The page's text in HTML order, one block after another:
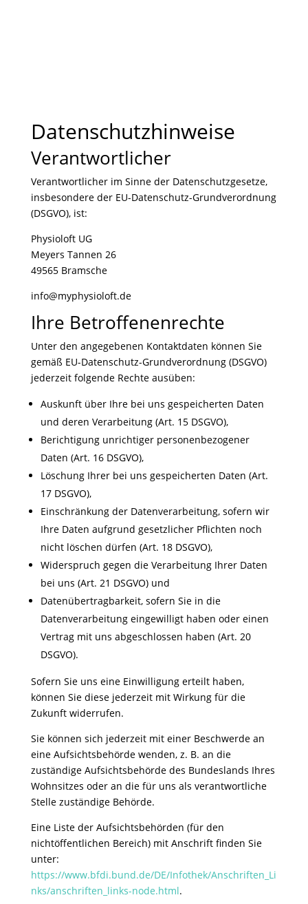
Datenschutzhinweise
Verantwortlicher
Verantwortlicher im Sinne der Datenschutzgesetze,
insbesondere der EU-Datenschutz-Grundverordnung
(DSGVO), ist:
Physioloft UG
Meyers Tannen 26
49565 Bramsche
info@myphysioloft.de
Ihre Betroffenenrechte
Unter den angegebenen Kontaktdaten können Sie
gemäß EU-Datenschutz-Grundverordnung (DSGVO)
jederzeit folgende Rechte ausüben:
Auskunft über Ihre bei uns gespeicherten Daten
und deren Verarbeitung (Art. 15 DSGVO),
Berichtigung unrichtiger personenbezogener
Daten (Art. 16 DSGVO),
Löschung Ihrer bei uns gespeicherten Daten (Art.
17 DSGVO),
Einschränkung der Datenverarbeitung, sofern wir
Ihre Daten aufgrund gesetzlicher Pflichten noch
nicht löschen dürfen (Art. 18 DSGVO),
Widerspruch gegen die Verarbeitung Ihrer Daten
bei uns (Art. 21 DSGVO) und
Datenübertragbarkeit, sofern Sie in die
Datenverarbeitung eingewilligt haben oder einen
Vertrag mit uns abgeschlossen haben (Art. 20
DSGVO).
Sofern Sie uns eine Einwilligung erteilt haben,
können Sie diese jederzeit mit Wirkung für die
Zukunft widerrufen.
Sie können sich jederzeit mit einer Beschwerde an
eine Aufsichtsbehörde wenden, z. B. an die
zuständige Aufsichtsbehörde des Bundeslands Ihres
Wohnsitzes oder an die für uns als verantwortliche
Stelle zuständige Behörde.
Eine Liste der Aufsichtsbehörden (für den
nichtöffentlichen Bereich) mit Anschrift finden Sie
unter:
https://www.bfdi.bund.de/DE/Infothek/Anschriften_Li
nks/anschriften_links-node.html.